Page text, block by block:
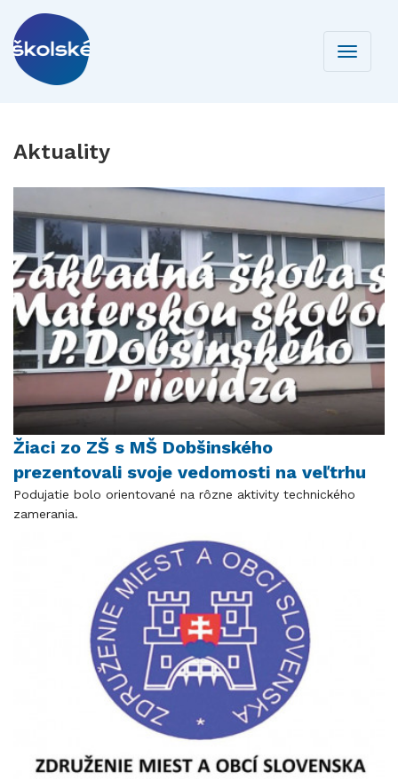
Toggle
Aktuality
Žiaci zo ZŠ s MŠ Dobšinského
prezentovali svoje vedomosti na veľtrhu
Podujatie bolo orientované na rôzne aktivity technického
zamerania.